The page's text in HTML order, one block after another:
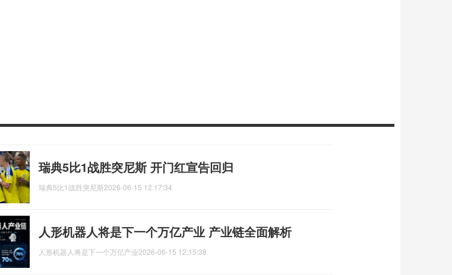
瑞典5比1战胜突尼斯 开门红宣告回归
瑞典5比1战胜突尼斯2026-06-15 12:17:34
人形机器人将是下一个万亿产业 产业链全面解析
人形机器人将是下一个万亿产业2026-06-15 12:15:38